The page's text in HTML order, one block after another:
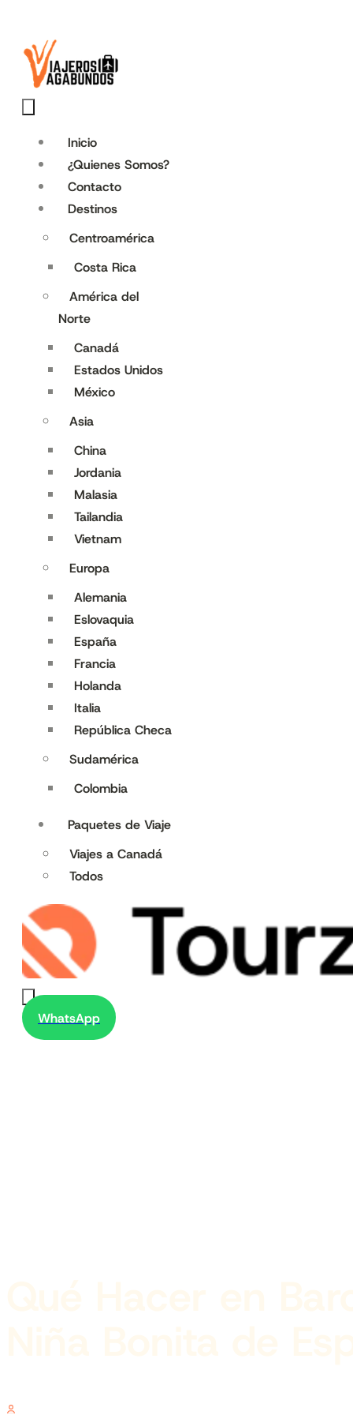
Inicio
¿Quienes Somos?
Contacto
Destinos
Centroamérica
Costa Rica
América del
Norte
Canadá
Estados Unidos
México
Asia
China
Jordania
Malasia
Tailandia
Vietnam
Europa
Alemania
Eslovaquia
España
Francia
Holanda
Italia
República Checa
Sudamérica
Colombia
Paquetes de Viaje
Viajes a Canadá
Todos
WhatsApp